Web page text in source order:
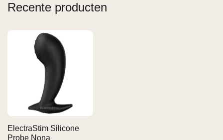
Recente producten
ElectraStim Silicone
Probe Nona